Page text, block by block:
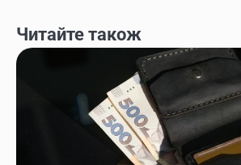
Читайте також